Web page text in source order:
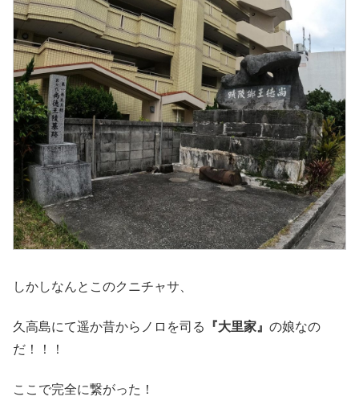
しかしなんとこのクニチャサ、
久高島にて遥か昔からノロを司る 『大里家』 の娘なの
だ！！！
ここで完全に繋がった！